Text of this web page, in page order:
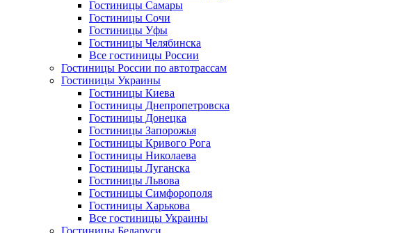
Гостиницы Самары
Гостиницы Сочи
Гостиницы Уфы
Гостиницы Челябинска
Все гостиницы России
Гостиницы России по автотрассам
Гостиницы Украины
Гостиницы Киева
Гостиницы Днепропетровска
Гостиницы Донецка
Гостиницы Запорожья
Гостиницы Кривого Рога
Гостиницы Николаева
Гостиницы Луганска
Гостиницы Львова
Гостиницы Симфорополя
Гостиницы Харькова
Все гостиницы Украины
Гостиницы Беларуси